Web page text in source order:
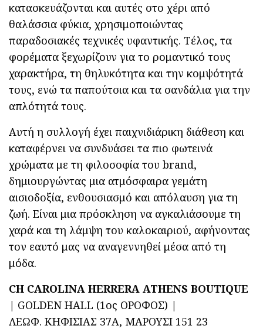
κατασκευάζονται και αυτές στο χέρι από
θαλάσσια φύκια, χρησιμοποιώντας
παραδοσιακές τεχνικές υφαντικής. Τέλος, τα
φορέματα ξεχωρίζουν για το ρομαντικό τους
χαρακτήρα, τη θηλυκότητα και την κομψότητά
τους, ενώ τα παπούτσια και τα σανδάλια για την
απλότητά τους.
Αυτή η συλλογή έχει παιχνιδιάρικη διάθεση και
καταφέρνει να συνδυάσει τα πιο φωτεινά
χρώματα με τη φιλοσοφία του brand,
δημιουργώντας μια ατμόσφαιρα γεμάτη
αισιοδοξία, ενθουσιασμό και απόλαυση για τη
ζωή. Είναι μια πρόσκληση να αγκαλιάσουμε τη
χαρά και τη λάμψη του καλοκαιριού, αφήνοντας
τον εαυτό μας να αναγεννηθεί μέσα από τη
μόδα.
CH CAROLINA HERRERA ATHENS BOUTIQUE
| GOLDEN HALL (1ος ΟΡΟΦΟΣ) |
ΛΕΩΦ. ΚΗΦΙΣΙΑΣ 37Α, ΜΑΡΟΥΣΙ 151 23